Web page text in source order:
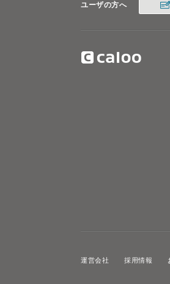
ユーザの方へ
運営会社 採用情報